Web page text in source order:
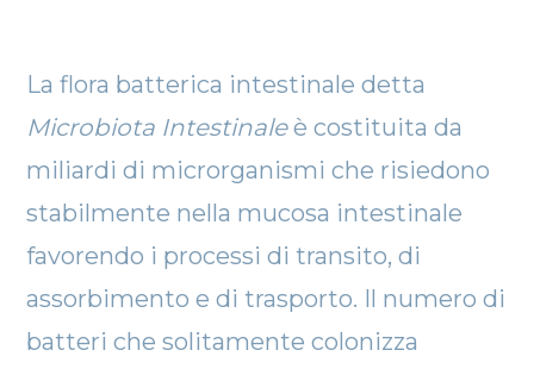
La flora batterica intestinale detta
Microbiota Intestinaleè costituita da
miliardi di microrganismi che risiedono
stabilmente nella mucosa intestinale
favorendo i processi di transito, di
assorbimento e di trasporto. Il numero di
batteri che solitamente colonizza